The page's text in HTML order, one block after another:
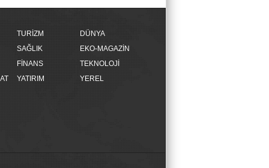
TURİZM
DÜNYA
SAĞLIK
EKO-MAGAZİN
FİNANS
TEKNOLOJİ
YATIRIM YEREL